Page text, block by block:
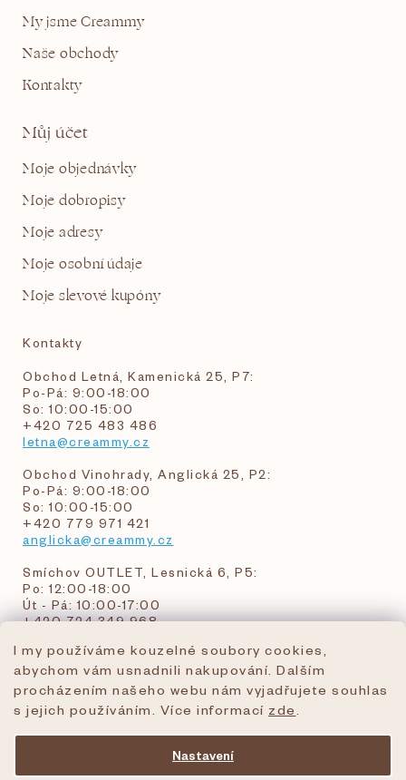
I my používáme kouzelné soubory cookies,
abychom vám usnadnili nakupování. Dalším
procházením našeho webu nám vyjadřujete souhlas
s jejich používáním. Více informací zde
Nastavení
My jsme Creammy
Naše obchody
Kontakty
Můj účet
Moje objednávky
Moje dobropisy
Moje adresy
Moje osobní údaje
Moje slevové kupóny
Kontakty
Obchod Letná, Kamenická 25, P7:
Po-Pá: 9:00-18:00
So: 10:00-15:00
+420 725 483 486
letna@creammy.cz
Obchod Vinohrady, Anglická 25, P2:
Po-Pá: 9:00-18:00
So: 10:00-15:00
+420 779 971 421
anglicka@creammy.cz
Smíchov OUTLET, Lesnická 6, P5:
Po: 12:00-18:00
Út - Pá: 10:00-17:00
+420 724 349 968
objednavky@creammy.cz
tel:+420 724 349 968